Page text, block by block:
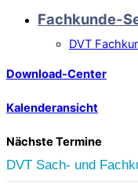
Fachkunde-
DVT
Download-Center
Kalenderansicht
Nächste Termine
DVT Sach- und